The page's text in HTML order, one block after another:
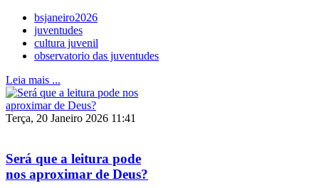
bsjaneiro2026
juventudes
cultura juvenil
observatorio das juventudes
Leia mais ...
Terça, 20 Janeiro 2026 11:41
Será que a leitura pode
nos aproximar de Deus?